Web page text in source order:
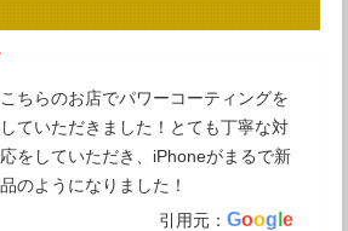
こちらのお店でパワーコーティングを
していただきました！とても丁寧な対
応をしていただき、iPhoneがまるで新
品のようになりました！
引用元： Goog e